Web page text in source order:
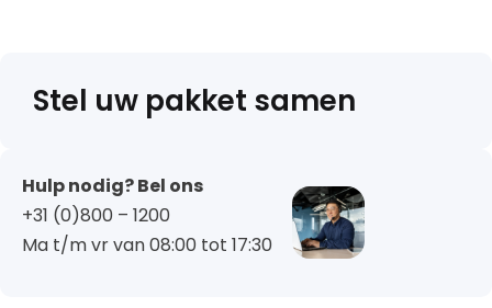
Stel uw pakket samen
Hulp nodig? Bel ons
+31 (0)800 – 1200
Ma t/m vr van 08:00 tot 17:30